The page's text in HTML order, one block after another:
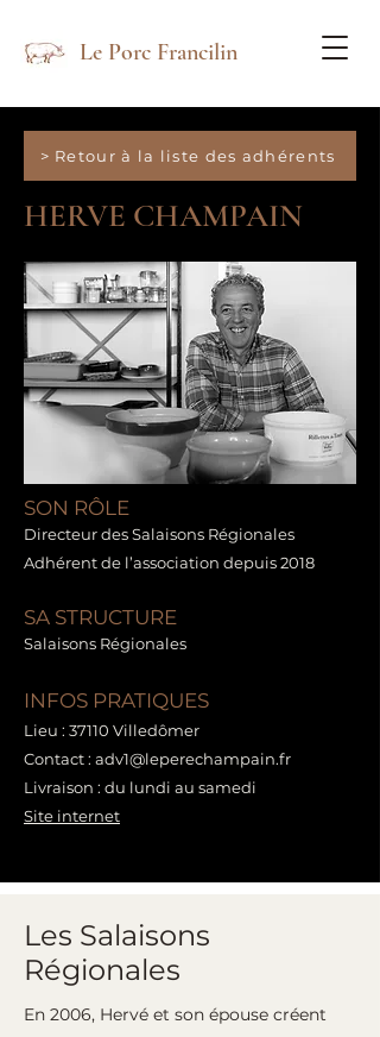
Le Porc Francilin
> Retour à la liste des adhérents
HERVE CHAMPAIN
SON RÔLE
Directeur des Salaisons Régionales
Adhérent de l’association depuis 2018
SA STRUCTURE
Salaisons Régionales
INFOS PRATIQUES
Lieu : 37110 Villedômer
Contact : adv1@leperechampain.fr
Livraison : du lundi au samedi
Site internet
Les Salaisons
Régionales
En 2006, Hervé et son épouse créent